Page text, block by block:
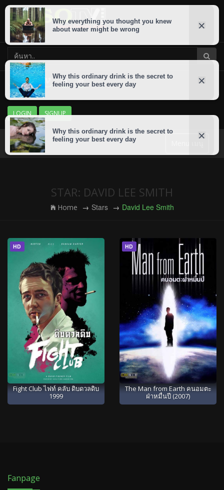
LOGIN SIGNUP
STAR: DAVID LEE SMITH
Home Stars David Lee Smith
HD
Fight Club ไฟท์ คลับ ดิบดวลดิบ
1999
HD
The Man from Earth คนอมตะ
ฝ่าหมื่นปี (2007)
Fanpage